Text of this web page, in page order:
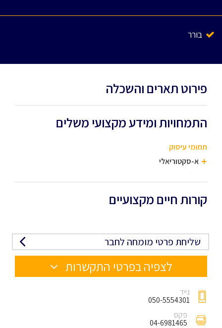
בורר
פירוט תארים והשכלה
התמחויות ומידע מקצועי משלים
תחומי עיסוק
א-סקטוריאלי
קורות חיים מקצועיים
שליחת פרטי מומחה לחבר
לצפיה בפרטי התקשרות
נייד
050-5554301
פקס
04-6981465